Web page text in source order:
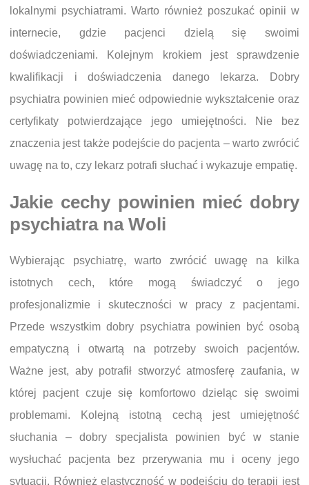
lokalnymi psychiatrami. Warto również poszukać opinii w
internecie, gdzie pacjenci dzielą się swoimi
doświadczeniami. Kolejnym krokiem jest sprawdzenie
kwalifikacji i doświadczenia danego lekarza. Dobry
psychiatra powinien mieć odpowiednie wykształcenie oraz
certyfikaty potwierdzające jego umiejętności. Nie bez
znaczenia jest także podejście do pacjenta – warto zwrócić
uwagę na to, czy lekarz potrafi słuchać i wykazuje empatię.
Jakie cechy powinien mieć dobry
psychiatra na Woli
Wybierając psychiatrę, warto zwrócić uwagę na kilka
istotnych cech, które mogą świadczyć o jego
profesjonalizmie i skuteczności w pracy z pacjentami.
Przede wszystkim dobry psychiatra powinien być osobą
empatyczną i otwartą na potrzeby swoich pacjentów.
Ważne jest, aby potrafił stworzyć atmosferę zaufania, w
której pacjent czuje się komfortowo dzieląc się swoimi
problemami. Kolejną istotną cechą jest umiejętność
słuchania – dobry specjalista powinien być w stanie
wysłuchać pacjenta bez przerywania mu i oceny jego
sytuacji. Również elastyczność w podejściu do terapii jest